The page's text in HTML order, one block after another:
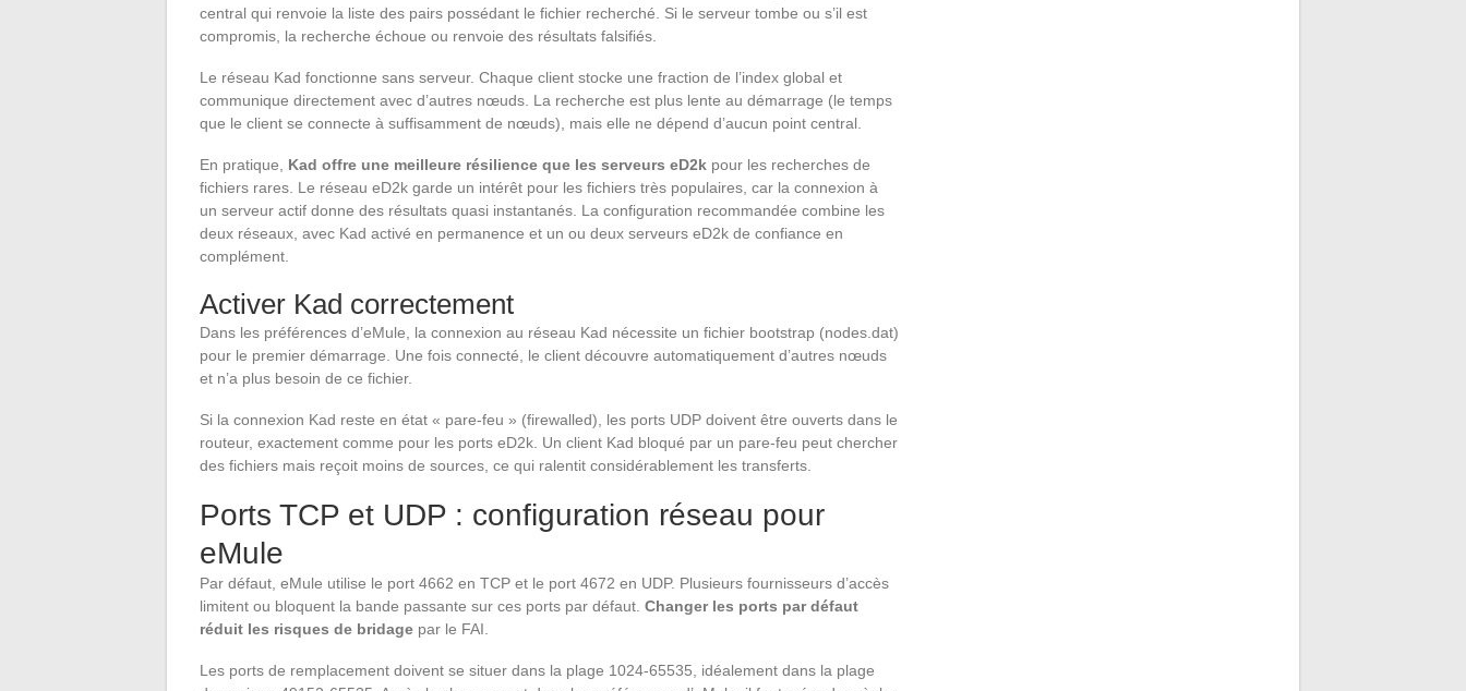
central qui renvoie la liste des pairs possédant le fichier recherché. Si le serveur tombe ou s’il est
compromis, la recherche échoue ou renvoie des résultats falsifiés.
Le réseau Kad fonctionne sans serveur. Chaque client stocke une fraction de l’index global et
communique directement avec d’autres nœuds. La recherche est plus lente au démarrage (le temps
que le client se connecte à suffisamment de nœuds), mais elle ne dépend d’aucun point central.
En pratique, Kad offre une meilleure résilience que les serveurs eD2k pour les recherches de
fichiers rares. Le réseau eD2k garde un intérêt pour les fichiers très populaires, car la connexion à
un serveur actif donne des résultats quasi instantanés. La configuration recommandée combine les
deux réseaux, avec Kad activé en permanence et un ou deux serveurs eD2k de confiance en
complément.
Activer Kad correctement
Dans les préférences d’eMule, la connexion au réseau Kad nécessite un fichier bootstrap (nodes.dat)
pour le premier démarrage. Une fois connecté, le client découvre automatiquement d’autres nœuds
et n’a plus besoin de ce fichier.
Si la connexion Kad reste en état « pare-feu » (firewalled), les ports UDP doivent être ouverts dans le
routeur, exactement comme pour les ports eD2k. Un client Kad bloqué par un pare-feu peut chercher
des fichiers mais reçoit moins de sources, ce qui ralentit considérablement les transferts.
Ports TCP et UDP : configuration réseau pour
eMule
Par défaut, eMule utilise le port 4662 en TCP et le port 4672 en UDP. Plusieurs fournisseurs d’accès
limitent ou bloquent la bande passante sur ces ports par défaut. Changer les ports par défaut
réduit les risques de bridage par le FAI.
Les ports de remplacement doivent se situer dans la plage 1024-65535, idéalement dans la plage